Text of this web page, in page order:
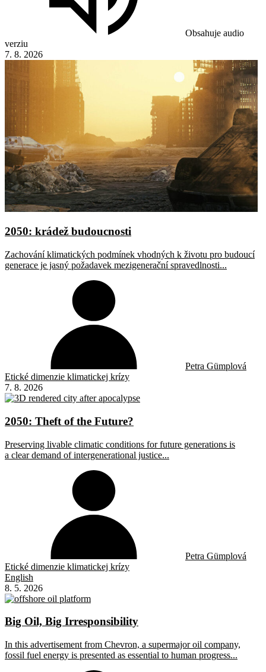
Obsahuje audio
verziu
7. 8. 2026
2050: krádež budoucnosti
Zachování klimatických podmínek vhodných k životu pro budoucí
generace je jasný požadavek mezigenerační spravedlnosti...
Petra Gümplová
Etické dimenzie klimatickej krízy
7. 8. 2026
2050: Theft of the Future?
Preserving livable climatic conditions for future generations is
a clear demand of intergenerational justice...
Petra Gümplová
Etické dimenzie klimatickej krízy
English
8. 5. 2026
Big Oil, Big Irresponsibility
In this advertisement from Chevron, a supermajor oil company,
fossil fuel energy is presented as essential to human progress...